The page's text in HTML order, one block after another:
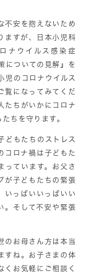
不安を抱えないため
ますが、日本小児科
ナウイルス感染症
についての見解』を
児のコロナウイルス
覧になってみてくだ
たちがいかにコロナ
ちを守ります。
どもたちのストレス
コロナ禍は子どもた
っています。お父さ
が子どもたちの緊張
いっぱいいっぱいい
。そして不安や緊張
のお母さん方は本当
すね。お子さまの体
くお気軽にご相談く